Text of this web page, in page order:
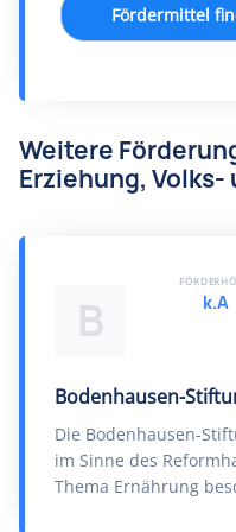
Fördermittel
Weitere
Erziehung,
B
Bodenhausen-
Die Bodenhausen-
im Sinne des
Thema Ernährung
k.A